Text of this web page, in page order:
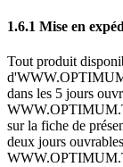
1.6.1 Mise en
Tout produit
dans les 5 jours
sur la fiche de
deux jours